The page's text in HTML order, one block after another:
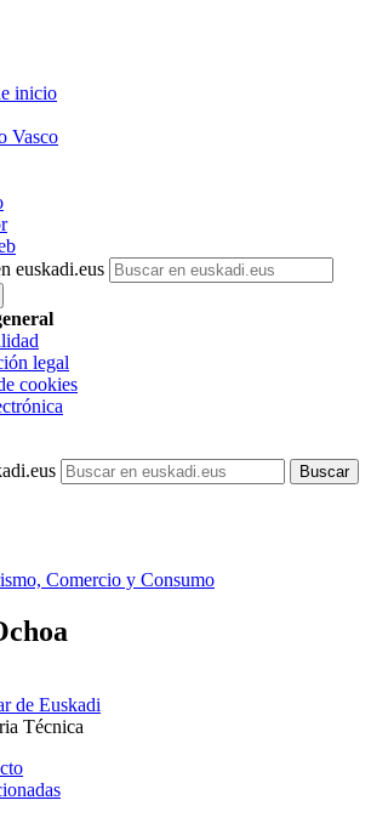
inicio
Vasco
euskadi.eus
legal
cookies
Comercio y Consumo
de Euskadi
Técnica